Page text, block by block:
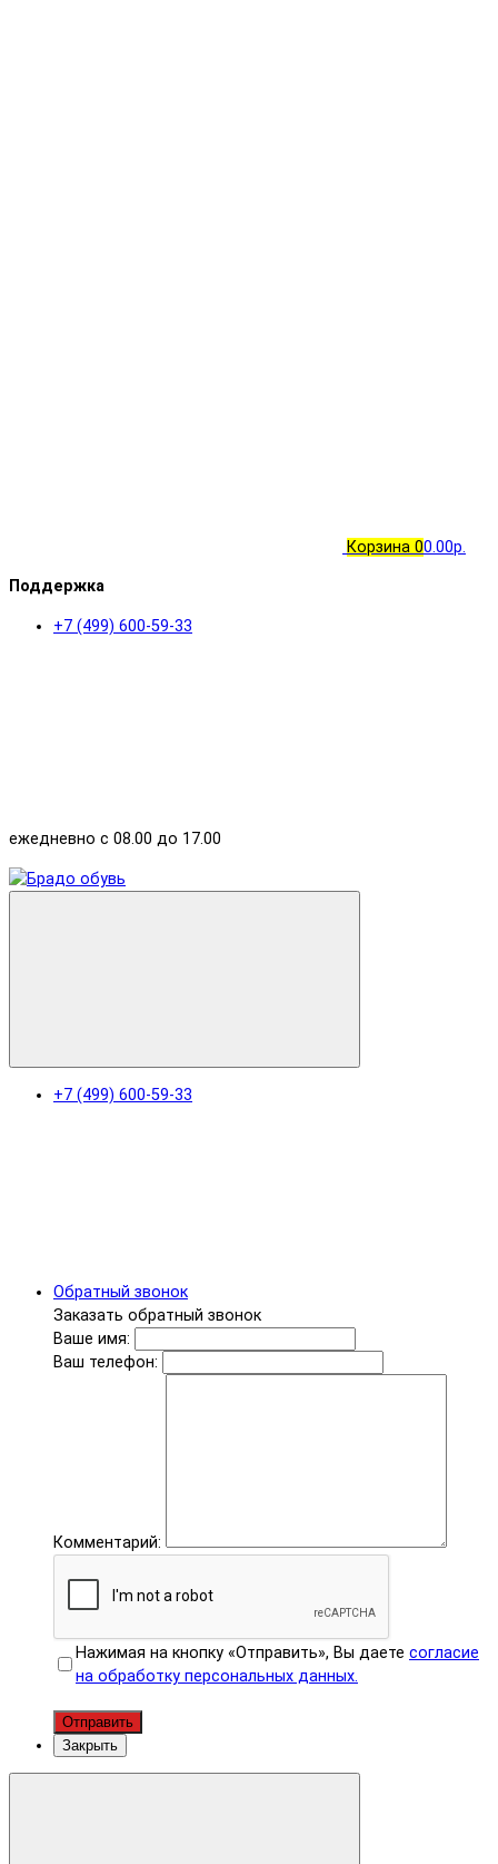
Корзина 00.00р.
Поддержка
+7 (499) 600-59-33
ежедневно с 08.00 до 17.00
+7 (499) 600-59-33
Обратный звонок
Заказать обратный звонок
Ваше имя:
Ваш телефон:
Комментарий:
Нажимая на кнопку «Отправить», Вы даете согласие
на обработку персональных данных.
Отправить
Закрыть